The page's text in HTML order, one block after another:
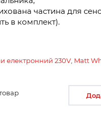
частина для
в комплект).
електронний 230V, Matt